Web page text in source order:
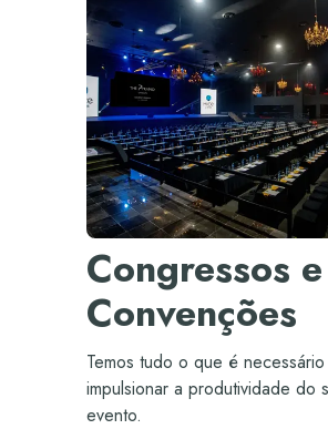
Congressos e
Convenções
Temos tudo o que é
impulsionar a produtividade do
evento.